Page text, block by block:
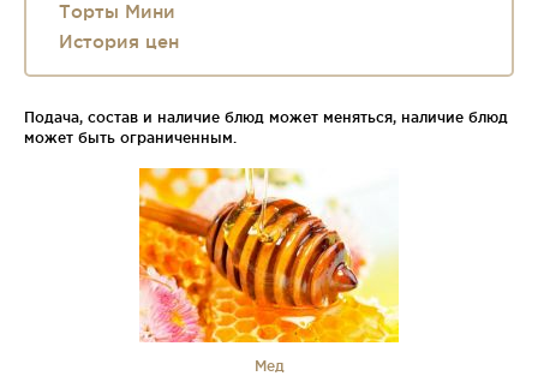
Торты Мини
История цен
Подача, состав и наличие блюд может меняться, наличие блюд
может быть ограниченным.
Мед